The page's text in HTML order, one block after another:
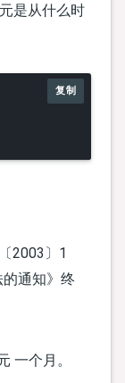
是从什么时
复制
2003〕1
通知》终
一个月。